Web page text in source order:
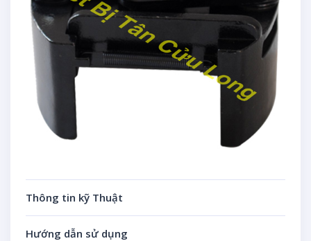
Thông tin kỹ Thuật
Hướng dẫn sử dụng